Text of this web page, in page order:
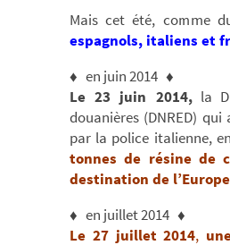
Mais cet été, comme
espagnols, italiens et
♦ en juin 2014 ♦
Le 23 juin 2014,la
douanières (DNRED)
par la police italienne,
tonnes de résine de
destination de
♦ en juillet 2014 ♦
Le 27 juillet 2014,